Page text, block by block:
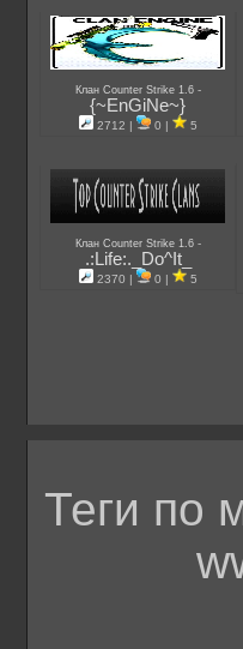
Клан Counter Strike 1.6 -
{~EnGiNe~}
2712 | 0 | 5
Клан Counter Strike 1.6 -
.:Life:._Do^It_
2370 | 0 | 5
Теги по